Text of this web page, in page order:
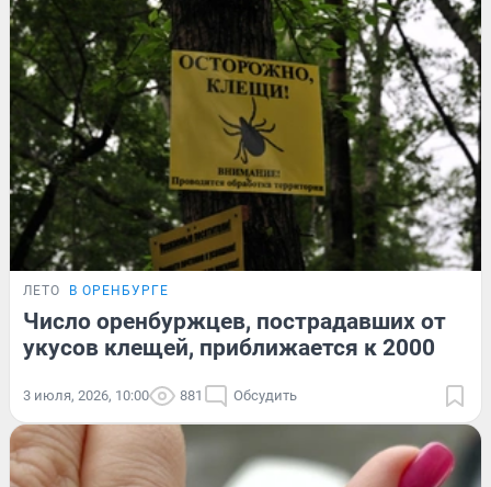
ЛЕТО В ОРЕНБУРГЕ
Число оренбуржцев, пострадавших от
укусов клещей, приближается к 2000
3 июля, 2026, 10:00 881 Обсудить